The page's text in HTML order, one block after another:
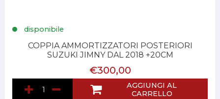
disponibile
COPPIA AMMORTIZZATORI POSTERIORI
SUZUKI JIMNY DAL 2018 +20CM
€300,00
AGGIUNGI AL
CARRELLO